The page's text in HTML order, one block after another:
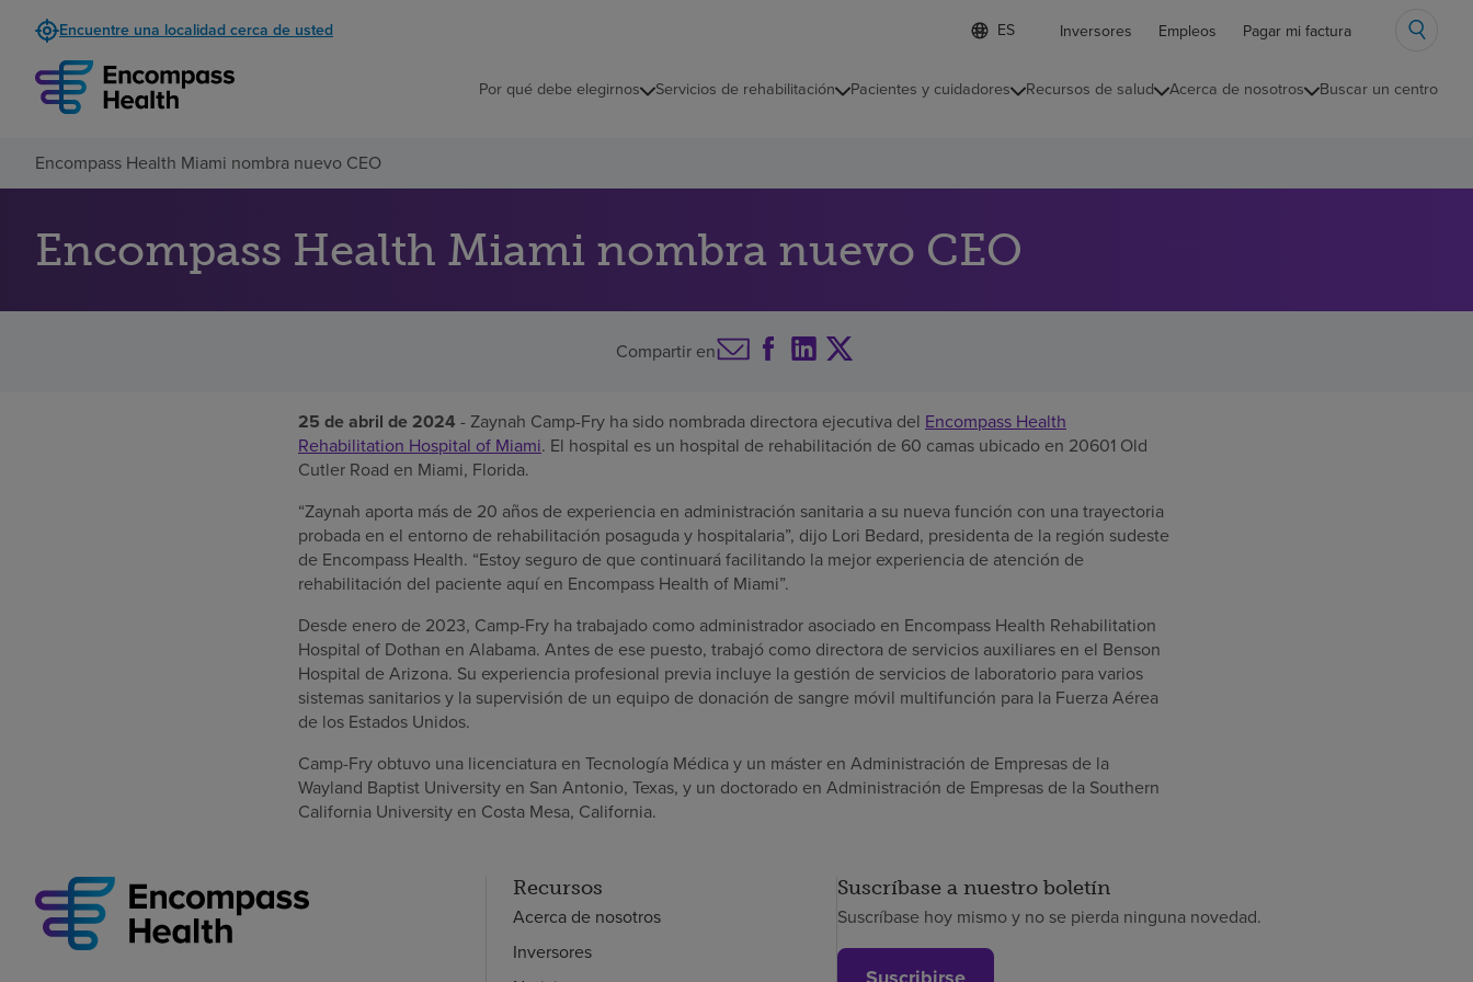
Encuentre una localidad cerca de usted
Lista
de
contraída
d
o
l
c
c
i
n
Inversores Empleos Pagar mi factura
Por qué debe elegirnos Servicios de rehabilitación Pacientes y cuidadores Recursos de salud Acerca de nosotros Buscar un centro
Encompass Health Miami nombra nuevo CEO
Encompass Health Miami nombra nuevo CEO
Compartir en
25 de abril de 2024 - Zaynah Camp-Fry ha sido nombrada directora ejecutiva del Encompass Health
Rehabilitation Hospital of Miami. El hospital es un hospital de rehabilitación de 60 camas ubicado en 20601 Old
Cutler Road en Miami, Florida.
“Zaynah aporta más de 20 años de experiencia en administración sanitaria a su nueva función con una trayectoria
probada en el entorno de rehabilitación posaguda y hospitalaria”, dijo Lori Bedard, presidenta de la región sudeste
de Encompass Health. “Estoy seguro de que continuará facilitando la mejor experiencia de atención de
rehabilitación del paciente aquí en Encompass Health of Miami”.
Desde enero de 2023, Camp-Fry ha trabajado como administrador asociado en Encompass Health Rehabilitation
Hospital of Dothan en Alabama. Antes de ese puesto, trabajó como directora de servicios auxiliares en el Benson
Hospital de Arizona. Su experiencia profesional previa incluye la gestión de servicios de laboratorio para varios
sistemas sanitarios y la supervisión de un equipo de donación de sangre móvil multifunción para la Fuerza Aérea
de los Estados Unidos.
Camp-Fry obtuvo una licenciatura en Tecnología Médica y un máster en Administración de Empresas de la
Wayland Baptist University en San Antonio, Texas, y un doctorado en Administración de Empresas de la Southern
California University en Costa Mesa, California.
Recursos
Acerca de nosotros
Inversores
Suscríbase a nuestro boletín
Suscríbase hoy mismo y no se pierda ninguna novedad.